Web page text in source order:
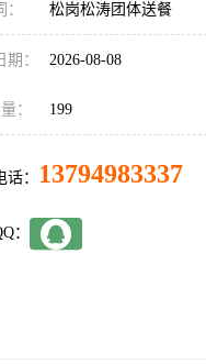
松岗松涛团体送餐
： 2026-08-08
： 199
： 13794983337
：